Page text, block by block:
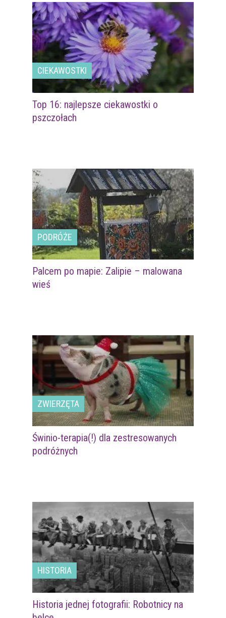
CIEKAWOSTKI
Top 16: najlepsze ciekawostki o
pszczołach
PODRÓŻE
Palcem po mapie: Zalipie – malowana
wieś
ZWIERZĘTA
Świnio-terapia(!) dla zestresowanych
podróżnych
HISTORIA
Historia jednej fotografii: Robotnicy na